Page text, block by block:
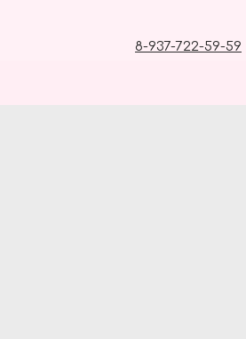
8-937-722-59-59